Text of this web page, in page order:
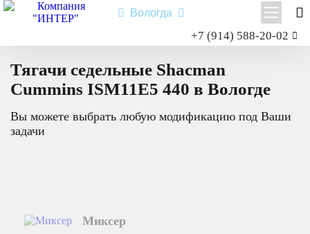
Вологда
+7 (914) 588-20-02
Shacman X6000
Самосвал
Седельный тягач
Shacman X6000
Cummins ISM11E5 440
Тягачи седельные Shacman
Cummins ISM11E5 440 в Вологде
Вы можете выбрать любую модификацию под Ваши
задачи
Миксер